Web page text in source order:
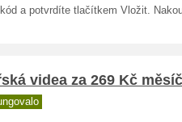
a potvrdíte tlačítkem Vložit.
videa za 269 Kč